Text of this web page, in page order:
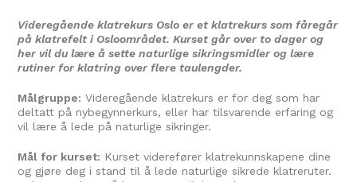
Videregående klatrekurs Oslo er et klatrekurs som fåregår
på klatrefelt i Osloområdet. Kurset går over to dager og
her vil du lære å sette naturlige sikringsmidler og lære
rutiner for klatring over flere taulengder.
Målgruppe: Videregående klatrekurs er for deg som har
deltatt på nybegynnerkurs, eller har tilsvarende erfaring og
vil lære å lede på naturlige sikringer.
Mål for kurset: Kurset viderefører klatrekunnskapene dine
og gjøre deg i stand til å lede naturlige sikrede klatreruter.